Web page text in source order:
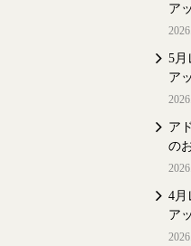
ア
5月
ア
ア
の
4月
ア